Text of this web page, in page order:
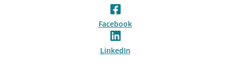
Facebook
LinkedIn